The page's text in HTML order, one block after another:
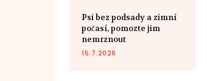
Psi bez podsady a zimní
počasí, pomozte jim
nemrznout
15.7.2026